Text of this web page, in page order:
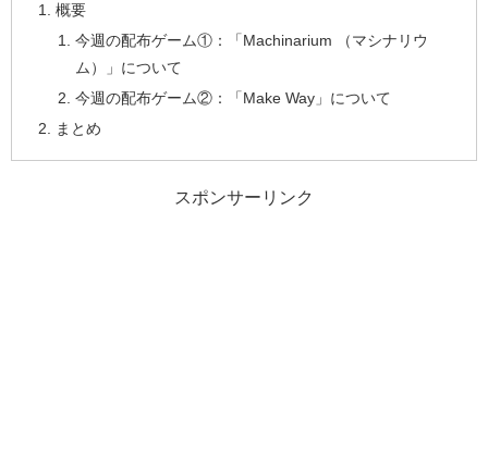
概要
今週の配布ゲーム①：「Machinarium （マシナリウ
ム）」について
今週の配布ゲーム②：「Make Way」について
まとめ
スポンサーリンク